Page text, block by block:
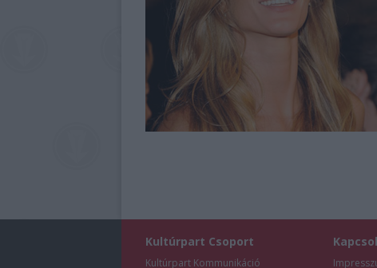
Kultúrpart Csoport
Kultúrpart Kommunikáció